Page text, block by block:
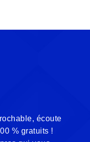
écoute
% gratuits !